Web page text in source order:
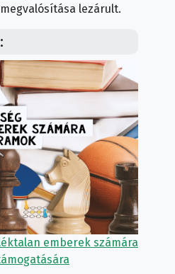
lezárult.
emberek számára